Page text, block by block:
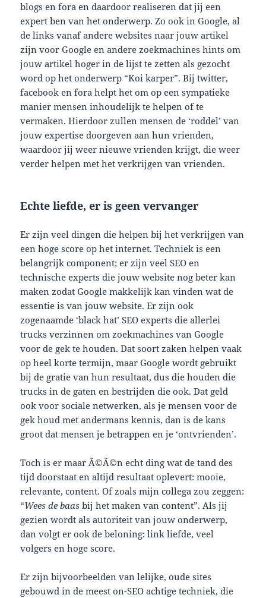
blogs en fora en daardoor realiseren dat jij een
expert ben van het onderwerp. Zo ook in Google, al
de links vanaf andere websites naar jouw artikel
zijn voor Google en andere zoekmachines hints om
jouw artikel hoger in de lijst te zetten als gezocht
word op het onderwerp “Koi karper”. Bij twitter,
facebook en fora helpt het om op een sympatieke
manier mensen inhoudelijk te helpen of te
vermaken. Hierdoor zullen mensen de ‘roddel’ van
jouw expertise doorgeven aan hun vrienden,
waardoor jij weer nieuwe vrienden krijgt, die weer
verder helpen met het verkrijgen van vrienden.
Echte liefde, er is geen vervanger
Er zijn veel dingen die helpen bij het verkrijgen van
een hoge score op het internet. Techniek is een
belangrijk component; er zijn veel SEO en
technische experts die jouw website nog beter kan
maken zodat Google makkelijk kan vinden wat de
essentie is van jouw website. Er zijn ook
zogenaamde ‘black hat’ SEO experts die allerlei
trucks verzinnen om zoekmachines van Google
voor de gek te houden. Dat soort zaken helpen vaak
op heel korte termijn, maar Google wordt gebruikt
bij de gratie van hun resultaat, dus die houden die
trucks in de gaten en bestrijden die ook. Dat geld
ook voor sociale netwerken, als je mensen voor de
gek houd met andermans kennis, dan is de kans
groot dat mensen je betrappen en je ‘ontvrienden’.
Toch is er maar Ã©Ã©n echt ding wat de tand des
tijd doorstaat en altijd resultaat oplevert: mooie,
relevante, content. Of zoals mijn collega zou zeggen:
“Wees de baas bij het maken van content”. Als jij
gezien wordt als autoriteit van jouw onderwerp,
dan volgt er ook de beloning: link liefde, veel
volgers en hoge score.
Er zijn bijvoorbeelden van lelijke, oude sites
gebouwd in de meest on-SEO achtige techniek, die